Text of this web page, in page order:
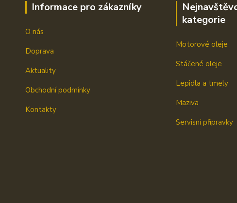
Informace pro zákazníky
O nás
Doprava
Aktuality
Obchodní podmínky
Kontakty
kategorie
Motorové oleje
Stáčené oleje
Lepidla a tmely
Maziva
Servisní přípravky